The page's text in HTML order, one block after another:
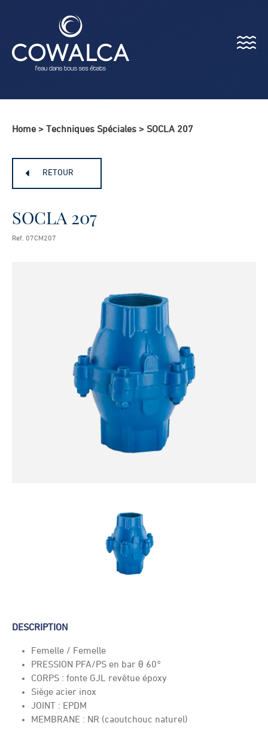
Menu
Home > Techniques Spéciales > SOCLA 207
RETOUR
SOCLA 207
Ref. 07CM207
DESCRIPTION
Femelle / Femelle
PRESSION PFA/PS en bar θ 60°
CORPS : fonte GJL revêtue époxy
Siège acier inox
JOINT : EPDM
MEMBRANE : NR (caoutchouc naturel)